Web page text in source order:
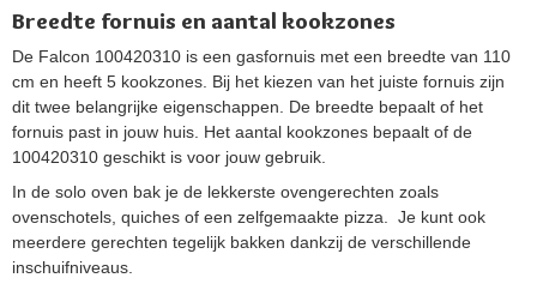
Breedte fornuis en aantal kookzones
De Falcon 100420310 is een gasfornuis met een breedte van 110
cm en heeft 5 kookzones. Bij het kiezen van het juiste fornuis zijn
dit twee belangrijke eigenschappen. De breedte bepaalt of het
fornuis past in jouw huis. Het aantal kookzones bepaalt of de
100420310 geschikt is voor jouw gebruik.
In de solo oven bak je de lekkerste ovengerechten zoals
ovenschotels, quiches of een zelfgemaakte pizza. Je kunt ook
meerdere gerechten tegelijk bakken dankzij de verschillende
inschuifniveaus.